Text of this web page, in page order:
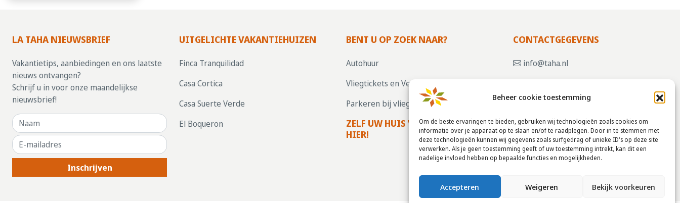
Beheer cookie toestemming
Om de beste ervaringen te bieden, gebruiken wij technologieën zoals cookies om
informatie over je apparaat op te slaan en/of te raadplegen. Door in te stemmen met
deze technologieën kunnen wij gegevens zoals surfgedrag of unieke ID's op deze site
verwerken. Als je geen toestemming geeft of uw toestemming intrekt, kan dit een
nadelige invloed hebben op bepaalde functies en mogelijkheden.
Accepteren Weigeren Bekijk voorkeuren
LA TAHA NIEUWSBRIEF
Vakantietips, aanbiedingen en ons laatste
nieuws ontvangen?
Schrijf u in voor onze maandelijkse
nieuwsbrief!
Inschrijven
UITGELICHTE VAKANTIEHUIZEN
Finca Tranquilidad
Casa Cortica
Casa Suerte Verde
El Boqueron
BENT U OP ZOEK NAAR?
Autohuur
Vliegtickets en Verzekering
Parkeren bij vliegvelden
ZELF UW HUIS VERHUREN, KLIK
HIER!
CONTACTGEGEVENS
info@taha.nl